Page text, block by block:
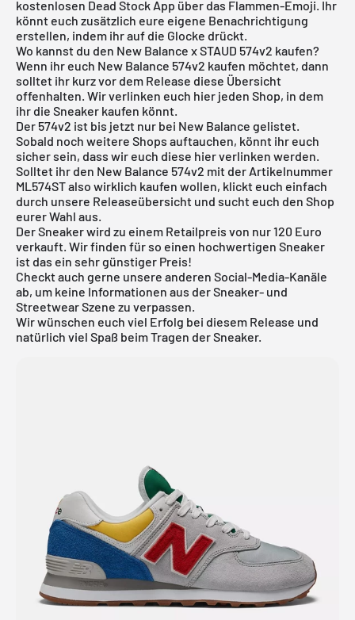
kostenlosen Dead Stock App über das Flammen-Emoji. Ihr
könnt euch zusätzlich eure eigene Benachrichtigung
erstellen, indem ihr auf die Glocke drückt.
Wo kannst du den New Balance x STAUD 574v2 kaufen?
Wenn ihr euch New Balance 574v2 kaufen möchtet, dann
solltet ihr kurz vor dem Release diese Übersicht
offenhalten. Wir verlinken euch hier jeden Shop, in dem
ihr die Sneaker kaufen könnt.
Der 574v2 ist bis jetzt nur bei New Balance gelistet.
Sobald noch weitere Shops auftauchen, könnt ihr euch
sicher sein, dass wir euch diese hier verlinken werden.
Solltet ihr den New Balance 574v2 mit der Artikelnummer
ML574ST also wirklich kaufen wollen, klickt euch einfach
durch unsere Releaseübersicht und sucht euch den Shop
eurer Wahl aus.
Der Sneaker wird zu einem Retailpreis von nur 120 Euro
verkauft. Wir finden für so einen hochwertigen Sneaker
ist das ein sehr günstiger Preis!
Checkt auch gerne unsere anderen Social-Media-Kanäle
ab, um keine Informationen aus der Sneaker- und
Streetwear Szene zu verpassen.
Wir wünschen euch viel Erfolg bei diesem Release und
natürlich viel Spaß beim Tragen der Sneaker.